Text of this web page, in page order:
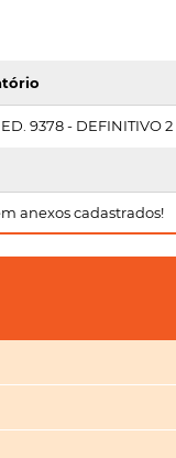
9378 - DEFINITIVO 2
anexos cadastrados!